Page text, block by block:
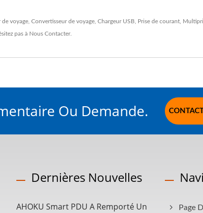
de voyage Convertisseur de voyage Chargeur USB Prise de courant
pas à Nous Contacter.
Ou Demande.
Dernières Nouvelles
AHOKU Smart PDU A Remporté Un
Page